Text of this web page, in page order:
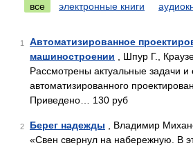
все
электронные книги
1
Автоматизированное
машиностроении , Шпур Г.,
Рассмотрены актуальные задачи и
автоматизированного
Приведено… 130 руб
2 Берег надежды , Владимир
«Свен свернул на набережную. В